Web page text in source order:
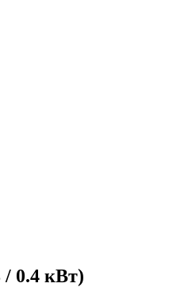
/ 0.4 кВт)